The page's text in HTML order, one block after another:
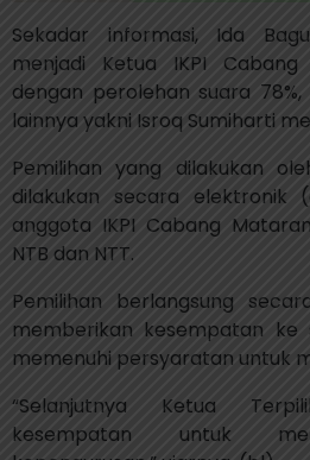
Sekadar informasi, Ida
menjadi Ketua IKPI
dengan perolehan suara
lainnya yakni Isroq Sumiharti
Pemilihan yang dilakukan
dilakukan secara elektronik
anggota IKPI Cabang
NTB dan NTT.
Pemilihan berlangsung
memberikan kesempatan ke
memenuhi persyaratan untuk
“Selanjutnya Ketua
kesempatan untuk